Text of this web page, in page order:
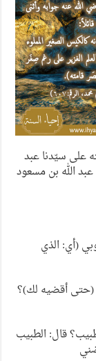
على سيّدنا عبد
الله بن مسعود
(أي: الذي
(حتى أقضيه لك)؟
قال: الطبيب